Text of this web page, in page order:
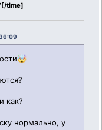
time]
как?
нормально, у